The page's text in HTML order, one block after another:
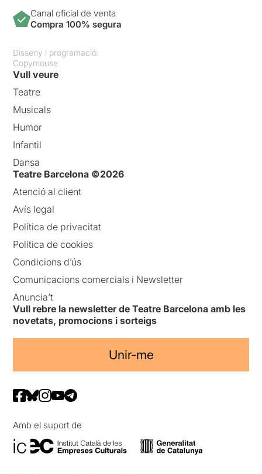
Canal oficial de venta
Compra 100% segura
Disseny i programació:
Copymouse
Vull veure
Teatre
Musicals
Humor
Infantil
Dansa
Teatre Barcelona ©2026
Atenció al client
Avís legal
Política de privacitat
Política de cookies
Condicions d’ús
Comunicacions comercials i Newsletter
Anuncia’t
Vull rebre la newsletter de Teatre Barcelona amb les
novetats, promocions i sorteigs
Unir-me
Amb el suport de